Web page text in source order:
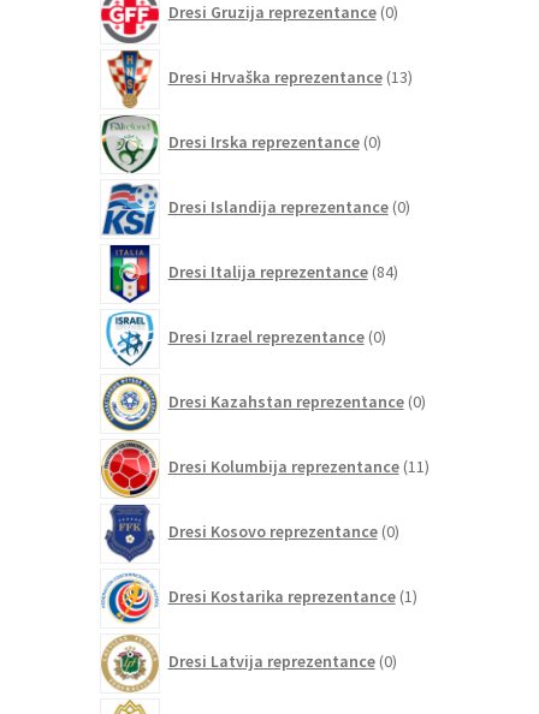
Dresi Gruzija reprezentance 0izdelkov
Dresi Hrvaška reprezentance 13izdelkov
Dresi Irska reprezentance 0izdelkov
Dresi Islandija reprezentance 0izdelkov
Dresi Italija reprezentance 84izdelkov
Dresi Izrael reprezentance 0izdelkov
Dresi Kazahstan reprezentance 0izdelkov
Dresi Kolumbija reprezentance 11izdelkov
Dresi Kosovo reprezentance 0izdelkov
Dresi Kostarika reprezentance 1izdelek
Dresi Latvija reprezentance 0izdelkov